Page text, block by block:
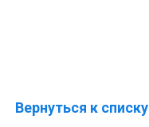
Вернуться к